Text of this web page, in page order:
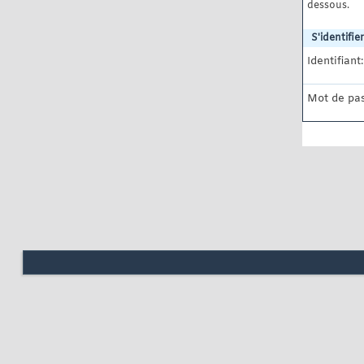
dessous.
S'identifier
Identifiant:
Mot de